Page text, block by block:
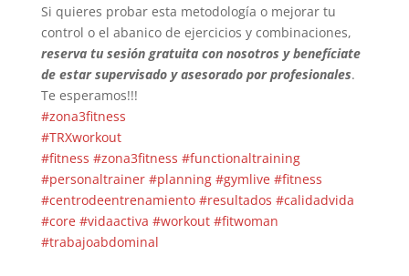
Si quieres probar esta metodología o mejorar tu
control o el abanico de ejercicios y combinaciones,
reserva tu sesión gratuita con nosotros y benefíciate
de estar supervisado y asesorado por profesionales.
Te esperamos!!!
#zona3fitness
#TRXworkout
#fitness #zona3fitness #functionaltraining
#personaltrainer #planning #gymlive #fitness
#centrodeentrenamiento #resultados #calidadvida
#core #vidaactiva #workout #fitwoman
#trabajoabdominal